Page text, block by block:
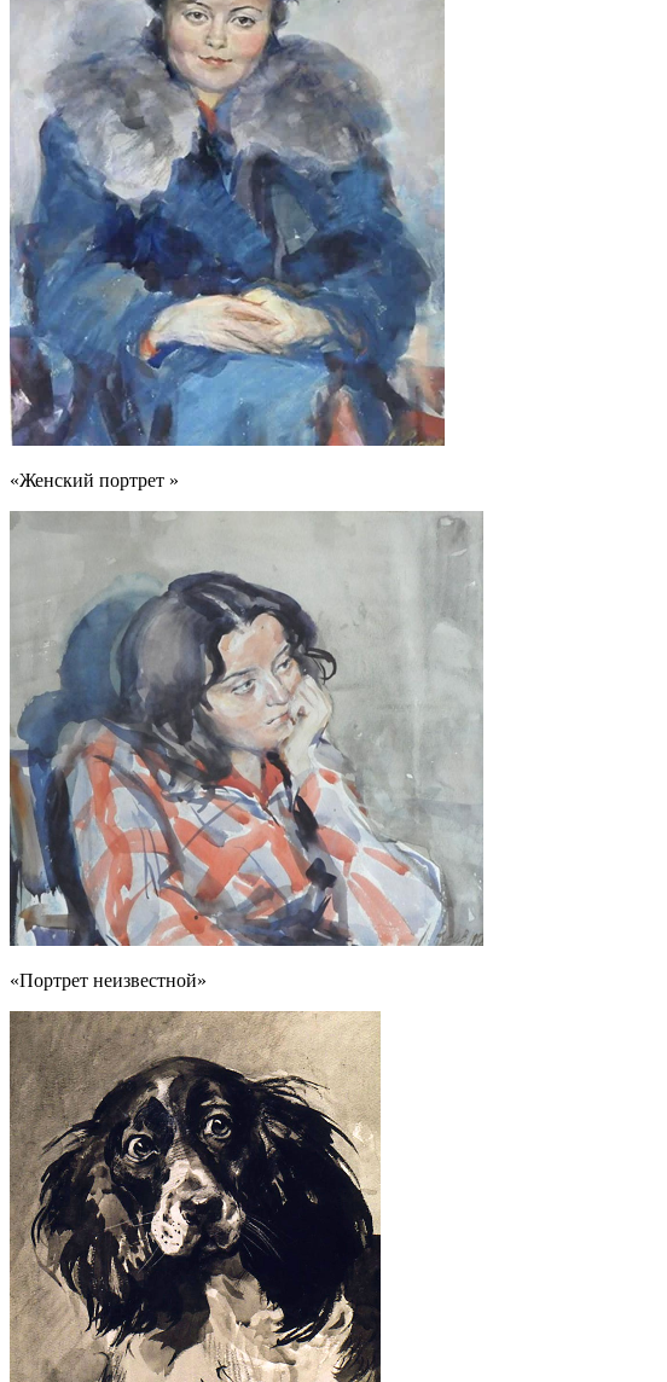
«Женский портрет »
«Портрет неизвестной»